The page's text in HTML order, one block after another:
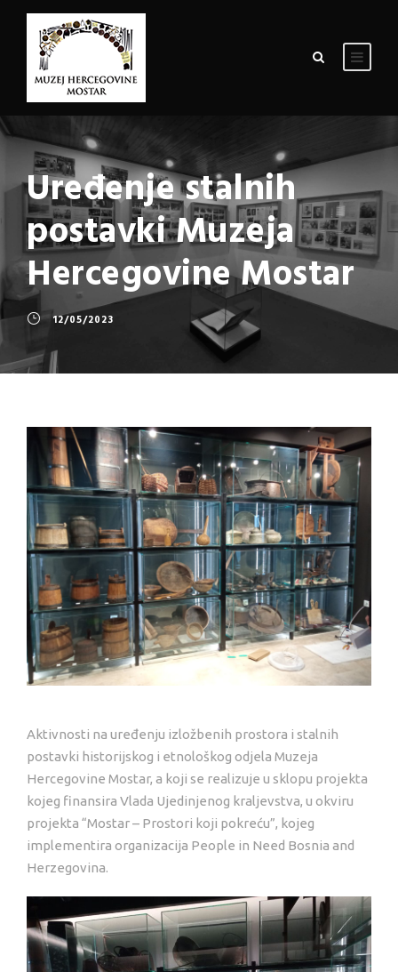
Uređenje stalnih
postavki Muzeja
Hercegovine Mostar
12/05/2023
Aktivnosti na uređenju izložbenih prostora i stalnih
postavki historijskog i etnološkog odjela Muzeja
Hercegovine Mostar, a koji se realizuje u sklopu projekta
kojeg finansira Vlada Ujedinjenog kraljevstva, u okviru
projekta “Mostar – Prostori koji pokreću”, kojeg
implementira organizacija People in Need Bosnia and
Herzegovina.